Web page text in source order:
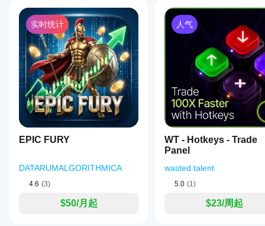
量而
异。
在您
自己
的环
境中
测试
机器
人有
助于
了解
其在
真实
使用
表
实时统计
EPIC FURY
DATARUMALGORITHMICA
4.6 (3)
$50/月起
人气
WT - Hotkeys - Trade
Panel
wasted.talent
5.0 (1)
$23/周起